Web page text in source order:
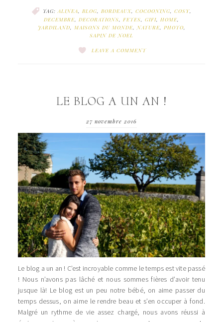
TAG: ALINEA BLOG BORDEAUX COCOONING COSY
DECEMBRE DECORATIONS FETES GIFI HOME
JARDILAND
MAISONS DU MONDE, NATURE, PHOTO
SAPIN DE NOEL
LEAVE A COMMENT
LE BLOG A UN AN !
27 novembre 2016
Le blog a un an ! C’est incroyable comme le temps est vite passé
! Nous n’avons pas lâché et nous sommes fières d’avoir tenu
jusque là! Le blog est un peu notre bébé, on aime passer du
temps dessus, on aime le rendre beau et s’en occuper à fond.
Malgré un rythme de vie assez chargé, nous avons réussi à